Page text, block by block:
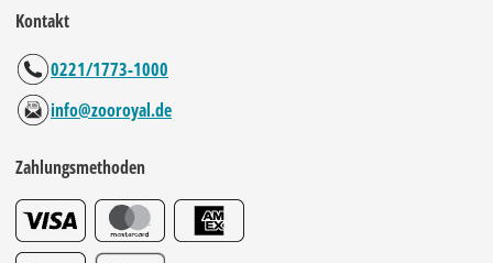
Kontakt
0221/1773-1000
info@zooroyal.de
Zahlungsmethoden